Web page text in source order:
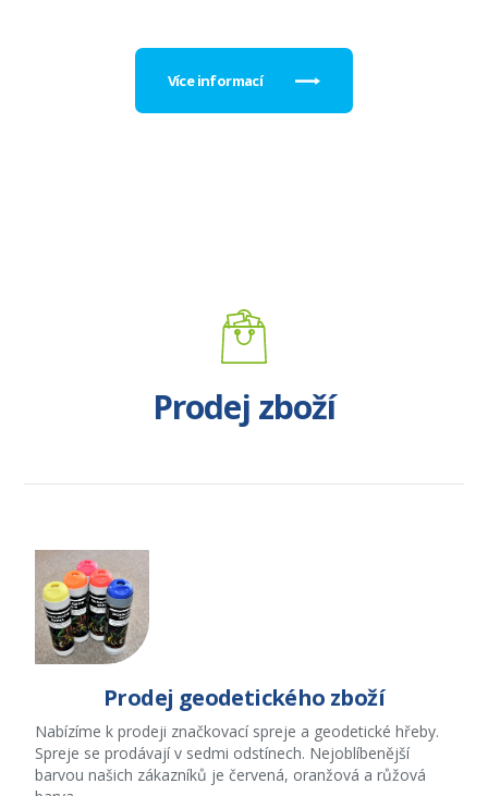
Více informací
Prodej zboží
Prodej geodetického zboží
Nabízíme k prodeji značkovací spreje a geodetické hřeby.
Spreje se prodávají v sedmi odstínech. Nejoblíbenější
barvou našich zákazníků je červená, oranžová a růžová